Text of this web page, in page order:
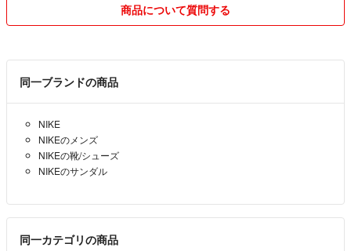
商品について質問する
同一ブランドの商品
NIKE
NIKEのメンズ
NIKEの靴/シューズ
NIKEのサンダル
同一カテゴリの商品